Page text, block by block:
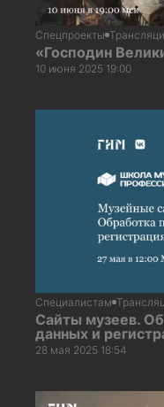
Спецпроекты
«Господин
10 июня 2025 19:00
Специалистам
Сайты музеев.
данных и
28 мая 2025 18:54